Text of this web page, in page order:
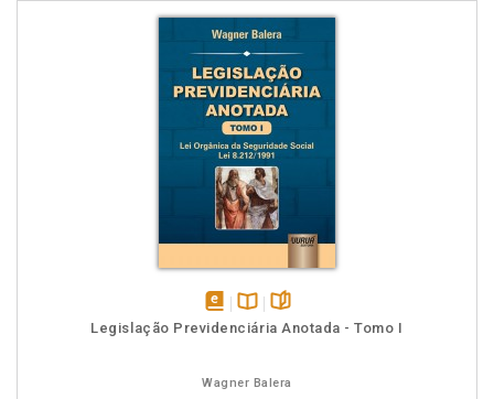
disponívelDisponível
páginas
Legislação Previdenciária Anotada - Tomo I
Wagner Balera